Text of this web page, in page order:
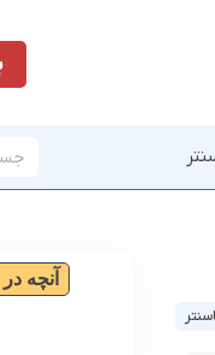
آنچه